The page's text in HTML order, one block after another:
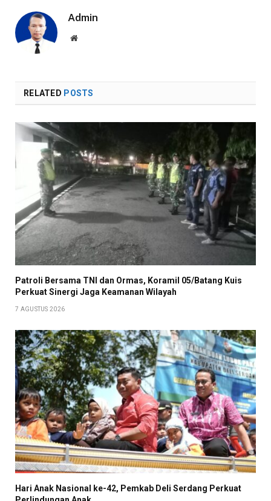
Admin
Website
RELATED POSTS
Patroli Bersama TNI dan Ormas, Koramil 05/Batang Kuis
Perkuat Sinergi Jaga Keamanan Wilayah
7 AGUSTUS 2026
Hari Anak Nasional ke-42, Pemkab Deli Serdang Perkuat